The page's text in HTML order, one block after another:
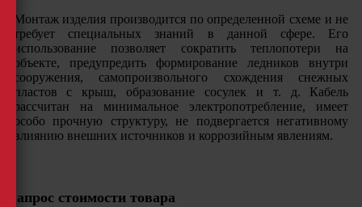
Монтаж изделия производится по определенной схеме и не
требует специальных знаний в данной сфере. Его
использование позволяет сократить теплопотери на
объекте, предупредить формирование ледников внутри
сооружения, самопроизвольного схождения снежных
пластов с крыш, образование сосулек и т. д. Кабель
рассчитан на минимальное электропотребление, имеет
особо прочную структуру, не подвергается негативному
влиянию внешних источников и коррозийным явлениям.
Запрос стоимости товара